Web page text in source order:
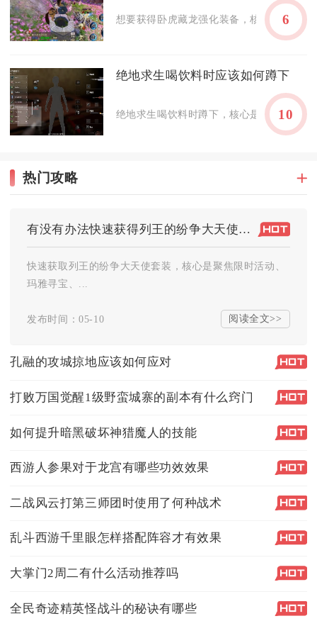
想要获得卧虎藏龙强化装备，核心是集齐
6
绝地求生喝饮料时应该如何蹲下
绝地求生喝饮料时蹲下，核心是先按饮料
10
热门攻略
有没有办法快速获得列王的纷争大天使套装
快速获取列王的纷争大天使套装，核心是聚焦限时活动、
玛雅寻宝、...
发布时间：05-10 阅读全文>>
孔融的攻城掠地应该如何应对
打败万国觉醒1级野蛮城寨的副本有什么窍门
如何提升暗黑破坏神猎魔人的技能
西游人参果对于龙宫有哪些功效效果
二战风云打第三师团时使用了何种战术
乱斗西游千里眼怎样搭配阵容才有效果
大掌门2周二有什么活动推荐吗
全民奇迹精英怪战斗的秘诀有哪些